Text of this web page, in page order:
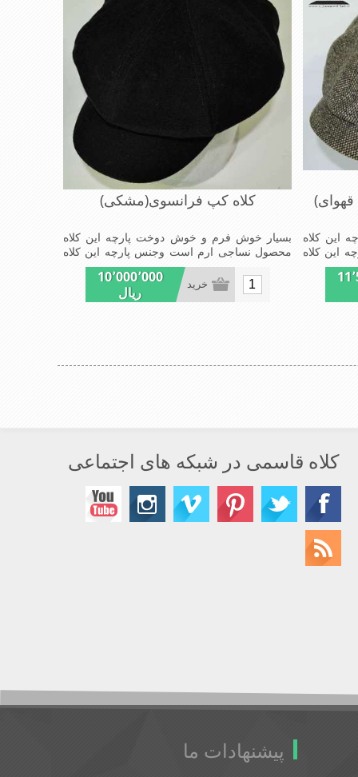
این کلاه
این کلاه
روز سبک
کلاه کپ فرانسوی(مشکی)
بسیار خوش فرم و خوش دوخت پارچه این کلاه
محصول نساجی ارم است وجنس پارچه این کلاه
ضخامت پالتو را دارا می باشد شیک و مد روز
سبک و راحت
10٬000٬000
ریال
خرید
کلاه قاسمی در شبکه های اجتماعی
پیشنهادات ما